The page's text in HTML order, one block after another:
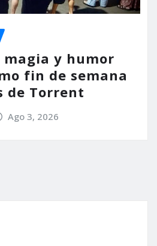
magia y humor
fin de semana
de Torrent
Ago 3, 2026